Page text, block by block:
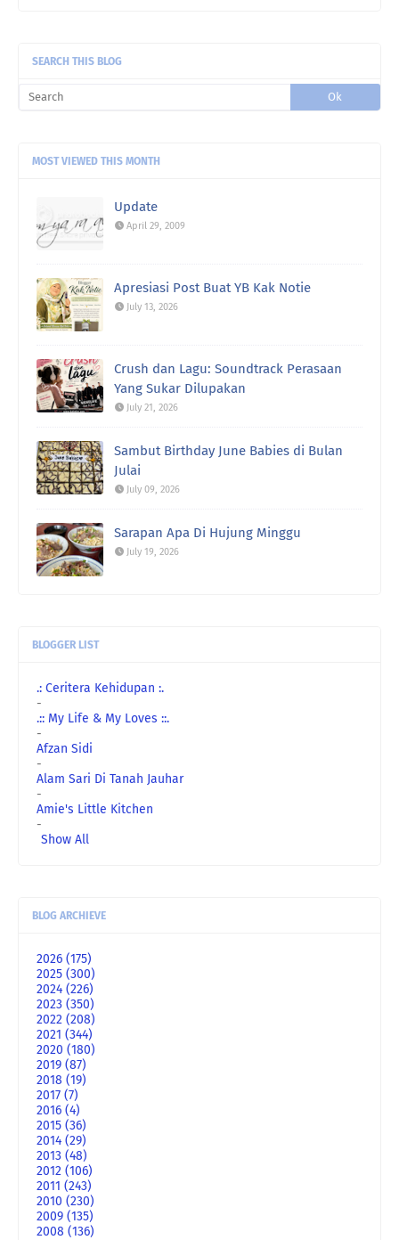
SEARCH THIS BLOG
MOST VIEWED THIS MONTH
Update
April 29, 2009
Apresiasi Post Buat YB Kak Notie
July 13, 2026
Crush dan Lagu: Soundtrack Perasaan
Yang Sukar Dilupakan
July 21, 2026
Sambut Birthday June Babies di Bulan
Julai
July 09, 2026
Sarapan Apa Di Hujung Minggu
July 19, 2026
BLOGGER LIST
.: Ceritera Kehidupan :.
-
.:: My Life & My Loves ::.
-
Afzan Sidi
-
Alam Sari Di Tanah Jauhar
-
Amie's Little Kitchen
-
Show All
BLOG ARCHIEVE
2026 (175)
2025 (300)
2024 (226)
2023 (350)
2022 (208)
2021 (344)
2020 (180)
2019 (87)
2018 (19)
2017 (7)
2016 (4)
2015 (36)
2014 (29)
2013 (48)
2012 (106)
2011 (243)
2010 (230)
2009 (135)
2008 (136)